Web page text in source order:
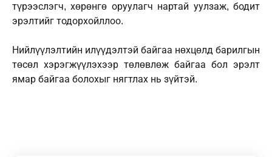
түрээслэгч, хөрөнгө оруулагч нартай уулзаж, бодит
эрэлтийг тодорхойллоо.
Нийлүүлэлтийн илүүдэлтэй байгаа нөхцөлд барилгын
төсөл хэрэгжүүлэхээр төлөвлөж байгаа бол эрэлт
ямар байгаа болохыг нягтлах нь зүйтэй.